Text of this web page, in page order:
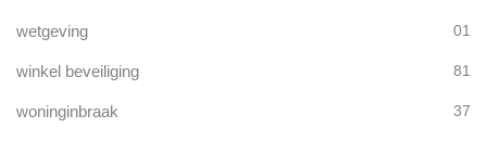
wetgeving 01
winkel beveiliging 81
woninginbraak 37